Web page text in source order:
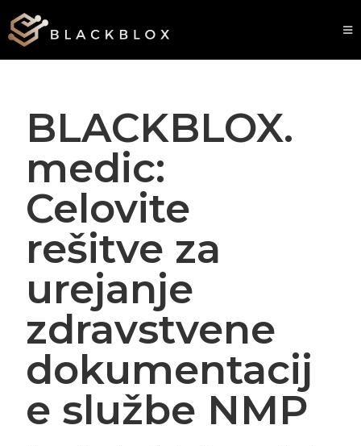
BLACKBLOX.
medic:
Celovite
rešitve za
urejanje
zdravstvene
dokumentacij
e službe NMP